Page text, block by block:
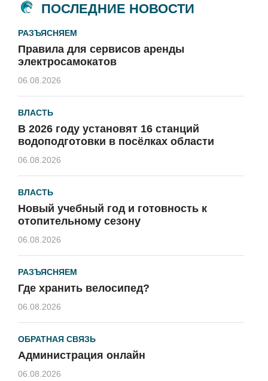
ПОСЛЕДНИЕ НОВОСТИ
РАЗЪЯСНЯЕМ
Правила для сервисов аренды
электросамокатов
06.08.2026
ВЛАСТЬ
В 2026 году установят 16 станций
водоподготовки в посёлках области
06.08.2026
ВЛАСТЬ
Новый учебный год и готовность к
отопительному сезону
06.08.2026
РАЗЪЯСНЯЕМ
Где хранить велосипед?
06.08.2026
ОБРАТНАЯ СВЯЗЬ
Администрация онлайн
06.08.2026